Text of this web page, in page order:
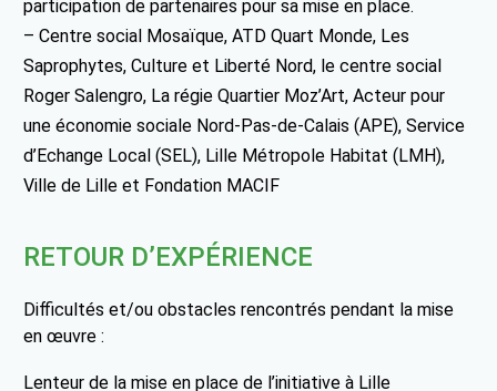
participation de partenaires pour sa mise en place.
– Centre social Mosaïque, ATD Quart Monde, Les
Saprophytes, Culture et Liberté Nord, le centre social
Roger Salengro, La régie Quartier Moz’Art, Acteur pour
une économie sociale Nord-Pas-de-Calais (APE), Service
d’Echange Local (SEL), Lille Métropole Habitat (LMH),
Ville de Lille et Fondation MACIF
RETOUR D’EXPÉRIENCE
Difficultés et/ou obstacles rencontrés pendant la mise
en œuvre :
Lenteur de la mise en place de l’initiative à Lille